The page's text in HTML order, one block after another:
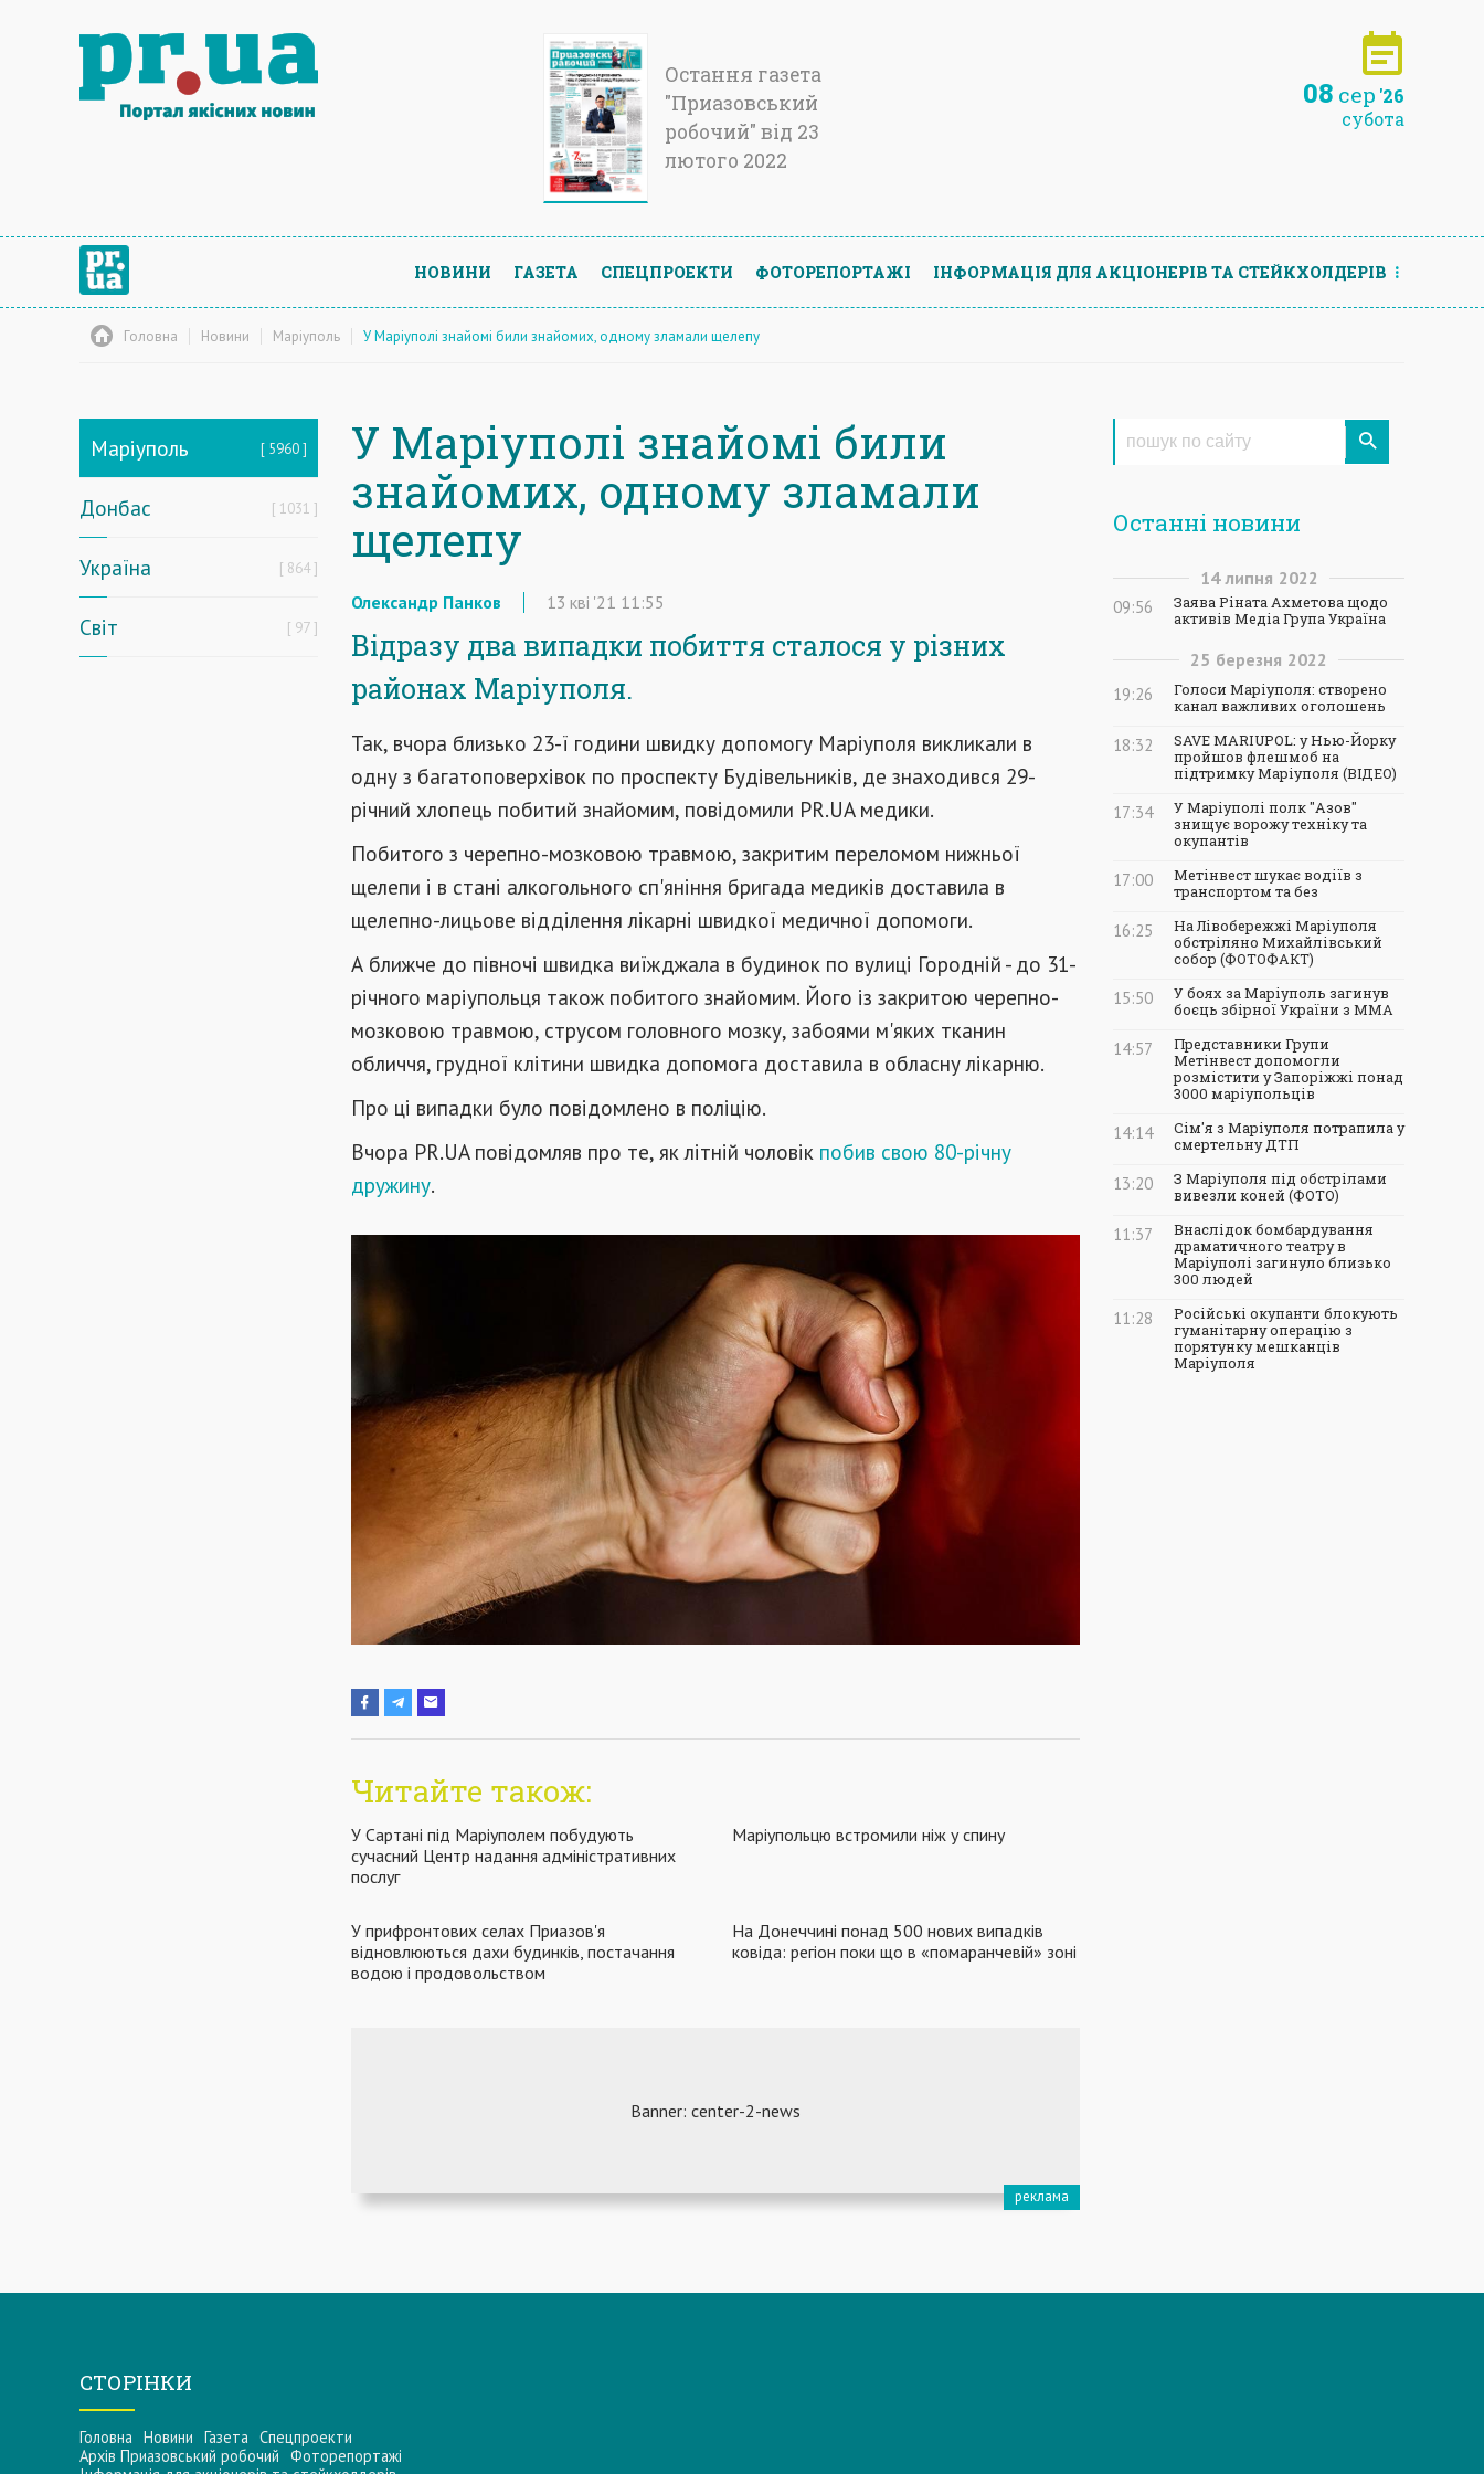
Остання газета
"Приазовський
робочий" від 23
лютого 2022
08 сер '26
субота
НОВИНИ ГАЗЕТА СПЕЦПРОЕКТИ ФОТОРЕПОРТАЖІ ІНФОРМАЦIЯ ДЛЯ АКЦIОНЕРIВ ТА СТЕЙКХОЛДЕРIВ
Головна Новини Маріуполь У Маріуполі знайомі били знайомих, одному зламали щелепу
Маріуполь 5960
Донбас 1031
Україна 864
Світ 97
У Маріуполі знайомі били
знайомих, одному зламали
щелепу
Олександр Панков 13 кві '21 11:55
Відразу два випадки побиття сталося у різних
районах Маріуполя.
Так, вчора близько 23-ї години швидку допомогу Маріуполя викликали в
одну з багатоповерхівок по проспекту Будівельників, де знаходився 29-
річний хлопець побитий знайомим, повідомили PR.UA медики.
Побитого з черепно-мозковою травмою, закритим переломом нижньої
щелепи і в стані алкогольного сп'яніння бригада медиків доставила в
щелепно-лицьове відділення лікарні швидкої медичної допомоги.
А ближче до півночі швидка виїжджала в будинок по вулиці Городній - до 31-
річного маріупольця також побитого знайомим. Його із закритою черепно-
мозковою травмою, струсом головного мозку, забоями м'яких тканин
обличчя, грудної клітини швидка допомога доставила в обласну лікарню.
Про ці випадки було повідомлено в поліцію.
Вчора PR.UA повідомляв про те, як літній чоловік побив свою 80-річну
дружину.
Читайте також:
У Сартані під Маріуполем побудують
сучасний Центр надання адміністративних
послуг
Маріупольцю встромили ніж у спину
У прифронтових селах Приазов'я
відновлюються дахи будинків, постачання
водою і продовольством
На Донеччині понад 500 нових випадків
ковіда: регіон поки що в «помаранчевій» зоні
Останні новини
14 липня 2022
09:56
Заява Ріната Ахметова щодо
активів Медіа Група Україна
25 березня 2022
19:26
Голоси Маріуполя: створено
канал важливих оголошень
18:32
SAVE MARIUPOL: у Нью-Йорку
пройшов флешмоб на
підтримку Маріуполя (ВІДЕО)
17:34
У Маріуполі полк "Азов"
знищує ворожу техніку та
окупантів
17:00
Метінвест шукає водіїв з
транспортом та без
16:25
На Лівобережжі Маріуполя
обстріляно Михайлівський
собор (ФОТОФАКТ)
15:50
У боях за Маріуполь загинув
боєць збірної України з ММА
14:57
Представники Групи
Метінвест допомогли
розмістити у Запоріжжі понад
3000 маріупольців
14:14
Сім'я з Маріуполя потрапила у
смертельну ДТП
13:20
З Маріуполя під обстрілами
вивезли коней (ФОТО)
11:37
Внаслідок бомбардування
драматичного театру в
Маріуполі загинуло близько
300 людей
11:28
Російські окупанти блокують
гуманітарну операцію з
порятунку мешканців
Маріуполя
СТОРІНКИ
Головна Новини Газета Спецпроекти
Архів Приазовський робочий Фоторепортажі